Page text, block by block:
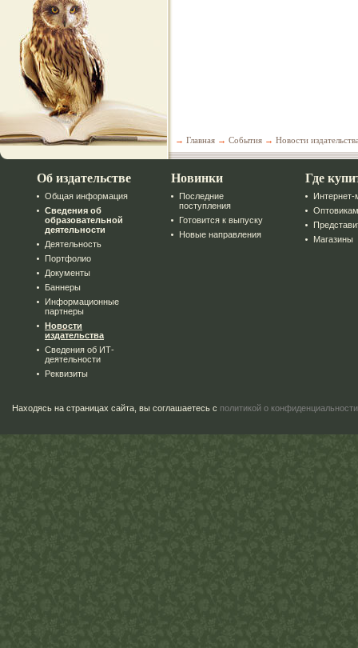
→ Главная → События → Новости
Об издательстве
Общая информация
Сведения об
образовательной
деятельности
Деятельность
Портфолио
Документы
Баннеры
Информационные
партнеры
Новости
издательства
Сведения об ИТ-
деятельности
Реквизиты
Новинки
Последние
поступления
Готовится к выпуску
Новые направления
Где
Интернет-
Оптовикам
Магазины
Находясь на страницах сайта, вы соглашаетесь с политикой о конфиденциальности